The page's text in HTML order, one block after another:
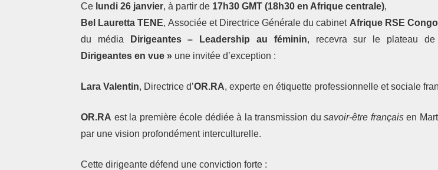
Ce lundi 26 janvier, à partir de 17h30 GMT (18h30 en Afrique centrale),
Bel Lauretta TENE, Associée et Directrice Générale du cabinet Afrique RSE Congo
du média
Dirigeantes – Leadership au féminin, recevra sur le plateau de
Dirigeantes en vue » une invitée d’exception :
Lara Valentin, Directrice d’OR.RA, experte en étiquette professionnelle et sociale
OR.RA est la première école dédiée à la transmission du savoir-être français en
par une vision profondément interculturelle.
Cette dirigeante défend une conviction forte :